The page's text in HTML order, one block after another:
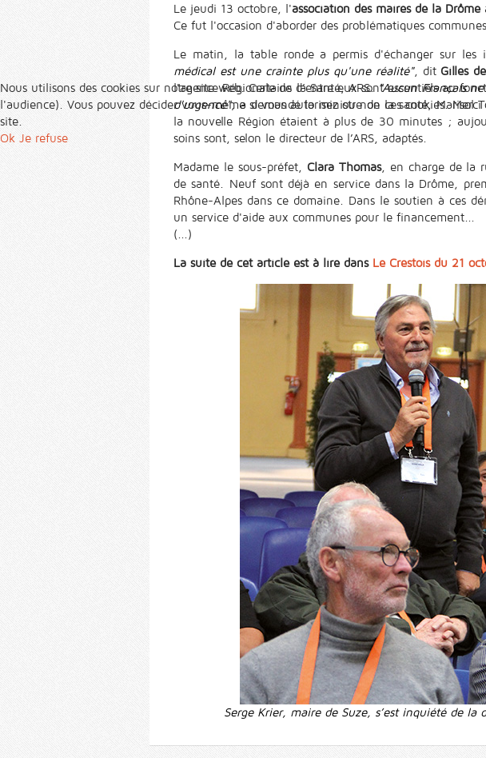
Le jeudi 13 octobre, l'association des maires de la Drôme
Ce fut l'occasion d'aborder des problématiques
Le matin, la table ronde a permis d'échanger sur les
médical est une crainte plus qu'une réalité", dit Gilles
l'agence Régionale de la Santé, ARS."Aucun Français
d'urgence", a demandé la ministre de la santé, Marisol
la nouvelle Région étaient à plus de 30 minutes ;
soins sont, selon le directeur de l’ARS, adaptés.
Madame le sous-préfet, Clara Thomas, en charge de la
de santé. Neuf sont déjà en service dans la Drôme,
Rhône-Alpes dans ce domaine. Dans le soutien à ces
un service d'aide aux communes pour le financement...
(...)
La suite de cet article est à lire dans Le Crestois du 21
Serge Krier, maire de Suze, s’est inquiété de la
Nous utilisons des cookies sur notre site web. Certains d’entre eux sont essentiels au
l'audience). Vous pouvez décider vous-même si vous autorisez ou non ces cookies.
site.
Ok Je refuse